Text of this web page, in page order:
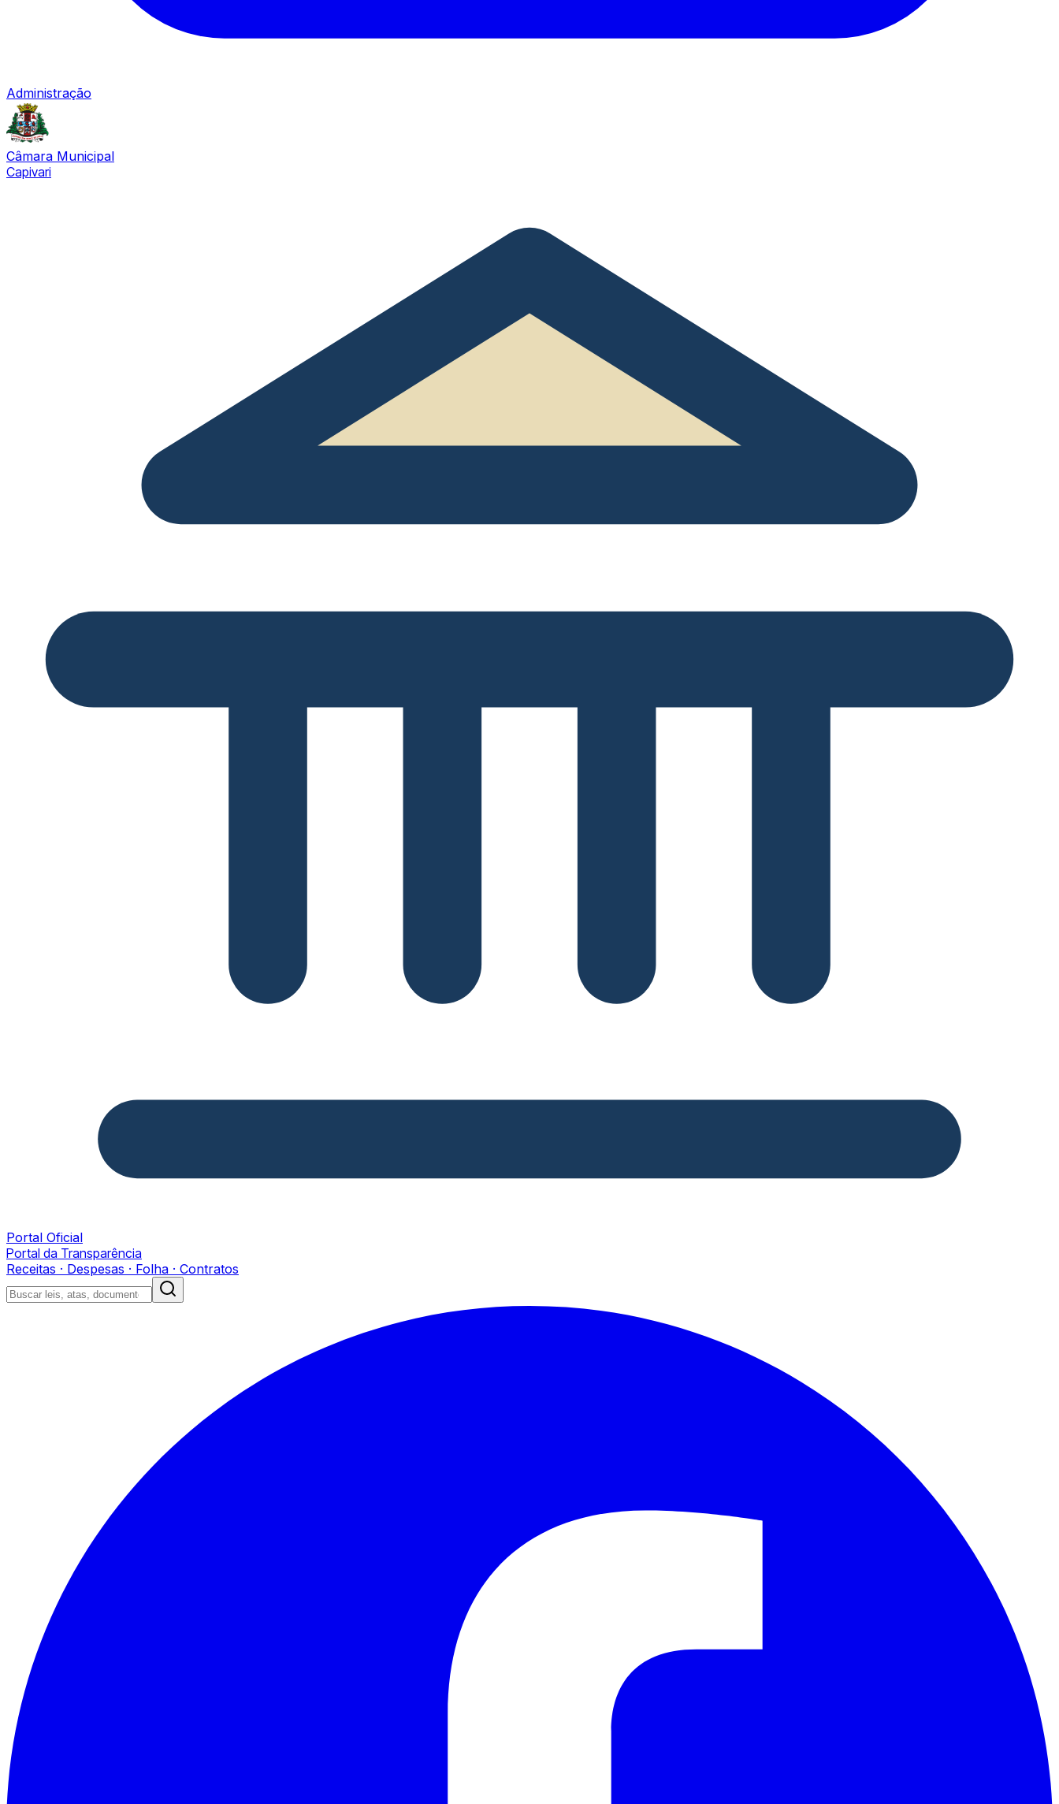
Administração
Câmara Municipal
Capivari
Portal Oficial
Portal da Transparência
Receitas · Despesas · Folha · Contratos